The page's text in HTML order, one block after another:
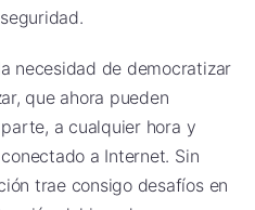
necesidad de democratizar
que ahora pueden
a cualquier hora y
a Internet. Sin
trae consigo desafíos en